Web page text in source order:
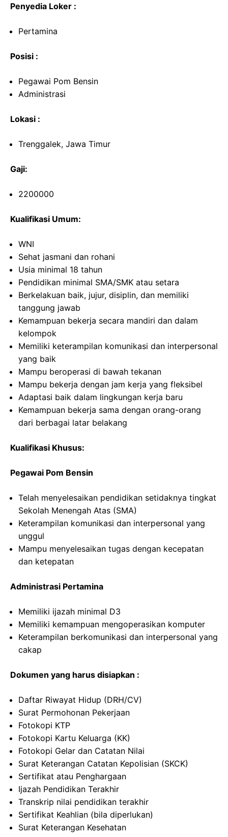
Penyedia Loker :
Pertamina
Posisi :
Pegawai Pom Bensin
Administrasi
Lokasi :
Trenggalek, Jawa Timur
Gaji:
2200000
Kualifikasi Umum:
WNI
Sehat jasmani dan rohani
Usia minimal 18 tahun
Pendidikan minimal SMA/SMK atau setara
Berkelakuan baik, jujur, disiplin, dan memiliki
tanggung jawab
Kemampuan bekerja secara mandiri dan dalam
kelompok
Memiliki keterampilan komunikasi dan interpersonal
yang baik
Mampu beroperasi di bawah tekanan
Mampu bekerja dengan jam kerja yang fleksibel
Adaptasi baik dalam lingkungan kerja baru
Kemampuan bekerja sama dengan orang-orang
dari berbagai latar belakang
Kualifikasi Khusus:
Pegawai Pom Bensin
Telah menyelesaikan pendidikan setidaknya tingkat
Sekolah Menengah Atas (SMA)
Keterampilan komunikasi dan interpersonal yang
unggul
Mampu menyelesaikan tugas dengan kecepatan
dan ketepatan
Administrasi Pertamina
Memiliki ijazah minimal D3
Memiliki kemampuan mengoperasikan komputer
Keterampilan berkomunikasi dan interpersonal yang
cakap
Dokumen yang harus disiapkan :
Daftar Riwayat Hidup (DRH/CV)
Surat Permohonan Pekerjaan
Fotokopi KTP
Fotokopi Kartu Keluarga (KK)
Fotokopi Gelar dan Catatan Nilai
Surat Keterangan Catatan Kepolisian (SKCK)
Sertifikat atau Penghargaan
Ijazah Pendidikan Terakhir
Transkrip nilai pendidikan terakhir
Sertifikat Keahlian (bila diperlukan)
Surat Keterangan Kesehatan